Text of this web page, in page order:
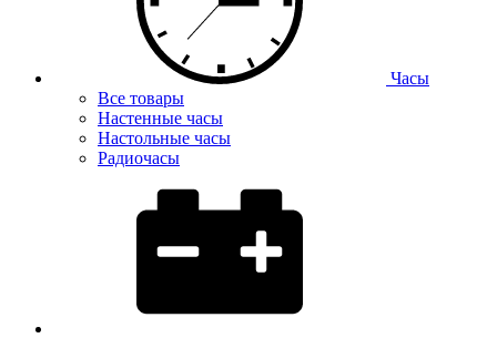
Часы
Все товары
Настенные часы
Настольные часы
Радиочасы